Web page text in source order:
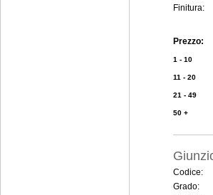
Finitura:
Prezzo:
1 - 10
11 - 20
21 - 49
50 +
Codice:
Grado: